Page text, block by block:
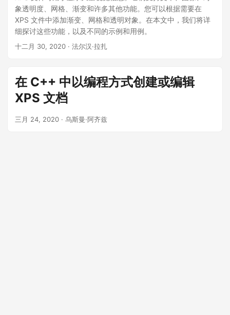
象透明度、网格、渐变和许多其他功能。您可以根据需要在
XPS 文件中添加渐变、网格和透明对象。在本文中，我们将详
细探讨这些功能，以及不同的示例和用例。
十二月 30, 2020 · 法尔汉·拉扎
在 C++ 中以编程方式创建或编辑
XPS 文档
三月 24, 2020 · 乌斯曼·阿齐兹